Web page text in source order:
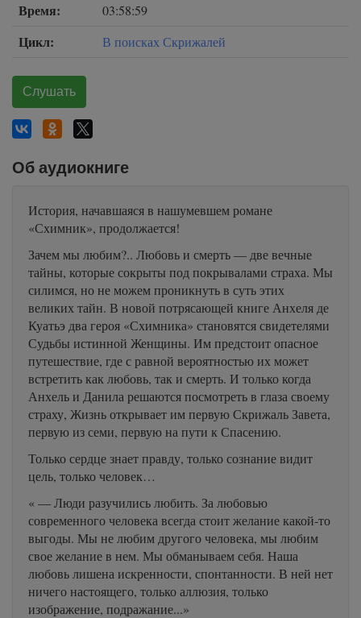
Время: 03:58:59
Цикл: В поисках Скрижалей
Слушать
Об аудиокниге
История, начавшаяся в нашумевшем романе
«Схимник», продолжается!
Зачем мы любим?.. Любовь и смерть — две вечные
тайны, которые сокрыты под покрывалами страха. Мы
силимся, но не можем проникнуть в суть этих
великих тайн. В новой потрясающей книге Анхеля де
Куатьэ два героя «Схимника» становятся свидетелями
Судьбы истинной Женщины. Им предстоит опасное
путешествие, где с равной вероятностью их может
встретить как любовь, так и смерть. И только когда
Анхель и Данила решаются посмотреть в глаза своему
страху, Жизнь открывает им первую Скрижаль Завета,
первую из семи, первую на пути к Спасению.
Только сердце знает правду, только сознание видит
цель, только человек…
« — Люди разучились любить. За любовью
современного человека всегда стоит желание какой-то
выгоды. Мы не любим другого человека, мы любим
свое желание в нем. Мы обманываем себя. Наша
любовь лишена искренности, спонтанности. В ней нет
ничего настоящего, только аллюзия, только
изображение, подражание...»